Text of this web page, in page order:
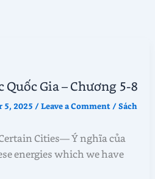
Quốc Gia – Chương 5-8
5, 2025 /Leave a Comment /Sách
Cities— Ý nghĩa của
energies which we have